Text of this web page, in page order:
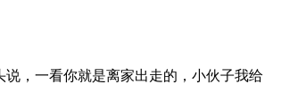
说，一看你就是离家出走的，小伙子我给